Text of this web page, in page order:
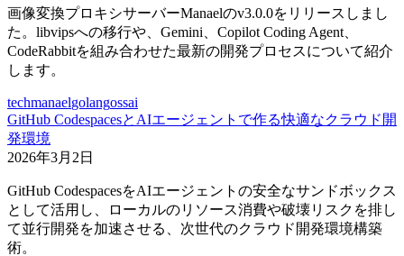
画像変換プロキシサーバーManaelのv3.0.0をリリースしまし
た。libvipsへの移行や、Gemini、Copilot Coding Agent、
CodeRabbitを組み合わせた最新の開発プロセスについて紹介
します。
techmanaelgolangossai
GitHub CodespacesとAIエージェントで作る快適なクラウド開
発環境
2026年3月2日
GitHub CodespacesをAIエージェントの安全なサンドボックス
として活用し、ローカルのリソース消費や破壊リスクを排し
て並行開発を加速させる、次世代のクラウド開発環境構築
術。